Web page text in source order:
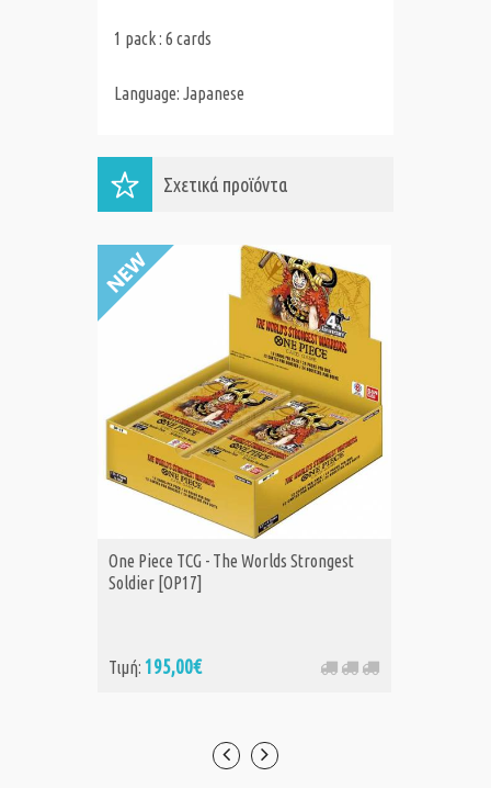
1 pack : 6 cards
Language: Japanese
Σχετικά προϊόντα
One Piece TCG - The Worlds Strongest
Soldier [OP17]
Τιμή: 195,00€